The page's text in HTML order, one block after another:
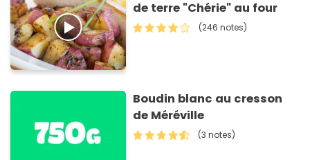
de terre "Chérie" au four
(246 notes)
Boudin blanc au cresson
de Méréville
(3 notes)